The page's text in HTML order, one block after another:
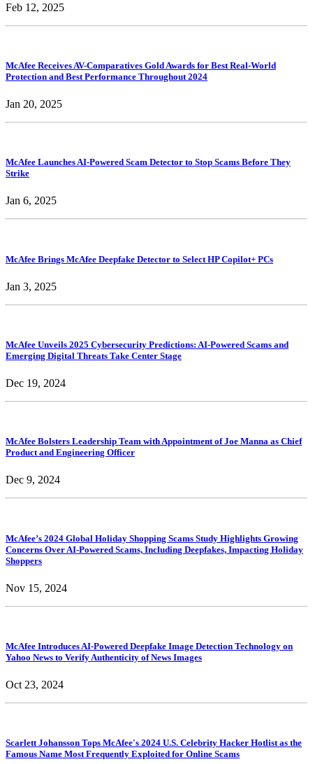
Feb 12, 2025
McAfee Receives AV-Comparatives Gold Awards for Best Real-World
Protection and Best Performance Throughout 2024
Jan 20, 2025
McAfee Launches AI-Powered Scam Detector to Stop Scams Before They
Strike
Jan 6, 2025
McAfee Brings McAfee Deepfake Detector to Select HP Copilot+ PCs
Jan 3, 2025
McAfee Unveils 2025 Cybersecurity Predictions: AI-Powered Scams and
Emerging Digital Threats Take Center Stage
Dec 19, 2024
McAfee Bolsters Leadership Team with Appointment of Joe Manna as Chief
Product and Engineering Officer
Dec 9, 2024
McAfee’s 2024 Global Holiday Shopping Scams Study Highlights Growing
Concerns Over AI-Powered Scams, Including Deepfakes, Impacting Holiday
Shoppers
Nov 15, 2024
McAfee Introduces AI-Powered Deepfake Image Detection Technology on
Yahoo News to Verify Authenticity of News Images
Oct 23, 2024
Scarlett Johansson Tops McAfee's 2024 U.S. Celebrity Hacker Hotlist as the
Famous Name Most Frequently Exploited for Online Scams